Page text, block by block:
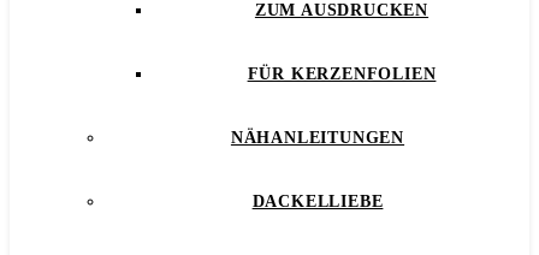
ZUM AUSDRUCKEN
FÜR KERZENFOLIEN
NÄHANLEITUNGEN
DACKELLIEBE